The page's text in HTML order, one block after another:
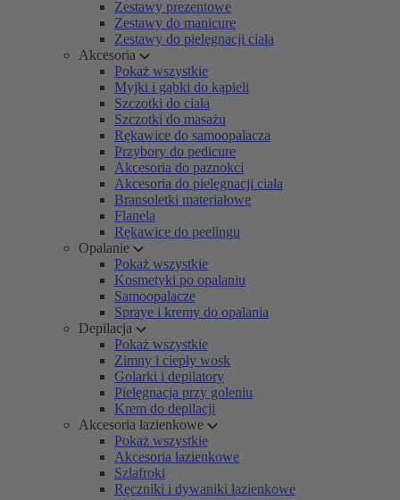
Zestawy prezentowe
Zestawy do manicure
Zestawy do pielęgnacji ciała
Akcesoria
Pokaż wszystkie
Myjki i gąbki do kąpieli
Szczotki do ciała
Szczotki do masażu
Rękawice do samoopalacza
Przybory do pedicure
Akcesoria do paznokci
Akcesoria do pielęgnacji ciała
Bransoletki materiałowe
Flanela
Rękawice do peelingu
Opalanie
Pokaż wszystkie
Kosmetyki po opalaniu
Samoopalacze
Spraye i kremy do opalania
Depilacja
Pokaż wszystkie
Zimny i ciepły wosk
Golarki i depilatory
Pielęgnacja przy goleniu
Krem do depilacji
Akcesoria łazienkowe
Pokaż wszystkie
Akcesoria łazienkowe
Szlafroki
Ręczniki i dywaniki łazienkowe